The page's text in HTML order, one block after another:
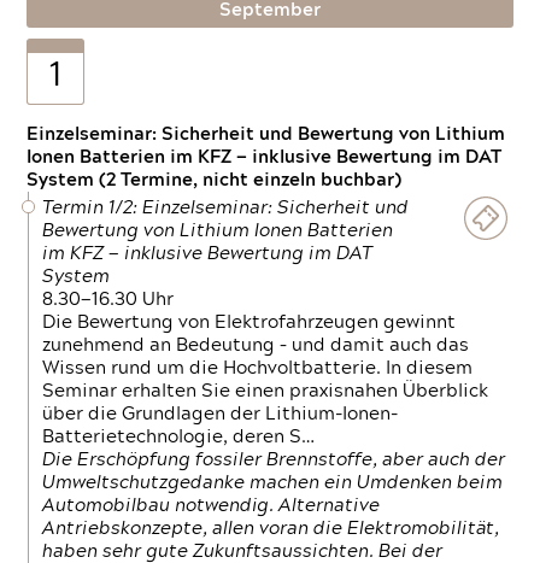
September
1
Einzelseminar: Sicherheit und Bewertung von Lithium
Ionen Batterien im KFZ — inklusive Bewertung im DAT
System (2 Termine, nicht einzeln buchbar)
Termin 1/2: Einzelseminar: Sicherheit und
Bewertung von Lithium Ionen Batterien
im KFZ — inklusive Bewertung im DAT
System
8.30—16.30 Uhr
Die Bewertung von Elektrofahrzeugen gewinnt
zunehmend an Bedeutung – und damit auch das
Wissen rund um die Hochvoltbatterie. In diesem
Seminar erhalten Sie einen praxisnahen Überblick
über die Grundlagen der Lithium-Ionen-
Batterietechnologie, deren S…
Die Erschöpfung fossiler Brennstoffe, aber auch der
Umweltschutzgedanke machen ein Umdenken beim
Automobilbau notwendig. Alternative
Antriebskonzepte, allen voran die Elektromobilität,
haben sehr gute Zukunftsaussichten. Bei der